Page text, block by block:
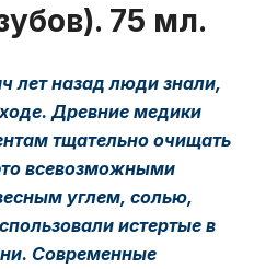
75 мл.
лет назад люди знали,
Древние медики
тщательно очищать
всевозможными
углем, солью,
истертые в
Современные